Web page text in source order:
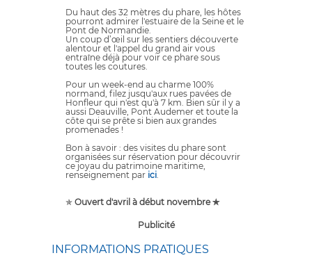
Du haut des 32 mètres du phare, les hôtes
pourront admirer l'estuaire de la Seine et le
Pont de Normandie.
Un coup d’œil sur les sentiers découverte
alentour et l'appel du grand air vous
entraîne déjà pour voir ce phare sous
toutes les coutures.
Pour un week-end au charme 100%
normand, filez jusqu'aux rues pavées de
Honfleur qui n'est qu'à 7 km. Bien sûr il y a
aussi Deauville, Pont Audemer et toute la
côte qui se prête si bien aux grandes
promenades !
Bon à savoir : des visites du phare sont
organisées sur réservation pour découvrir
ce joyau du patrimoine maritime,
renseignement par ici.
✯ Ouvert d'avril à début novembre ✯
Publicité
INFORMATIONS PRATIQUES